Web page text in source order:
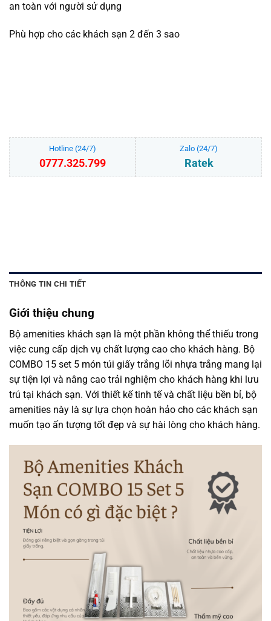
an toàn với người sử dụng
Phù hợp cho các khách sạn 2 đến 3 sao
Hotline (24/7)
0777.325.799
Zalo (24/7)
Ratek
THÔNG TIN CHI TIẾT
Giới thiệu chung
Bộ amenities khách sạn là một phần không thể thiếu trong
việc cung cấp dịch vụ chất lượng cao cho khách hàng. Bộ
COMBO 15 set 5 món túi giấy trắng lõi nhựa trắng mang lại
sự tiện lợi và nâng cao trải nghiệm cho khách hàng khi lưu
trú tại khách sạn. Với thiết kế tinh tế và chất liệu bền bỉ, bộ
amenities này là sự lựa chọn hoàn hảo cho các khách sạn
muốn tạo ấn tượng tốt đẹp và sự hài lòng cho khách hàng.